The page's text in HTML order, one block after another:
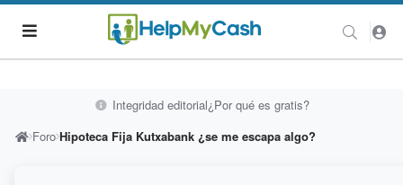
Integridad editorial¿Por qué es gratis?
Foro Hipoteca Fija Kutxabank ¿se me escapa algo?